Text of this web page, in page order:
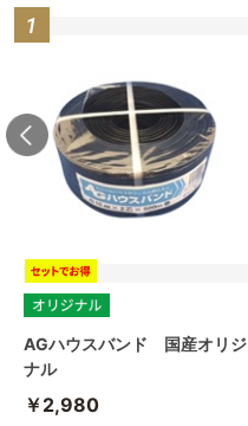
AGハウスバンド 国産オリジ
ナル
￥2,980